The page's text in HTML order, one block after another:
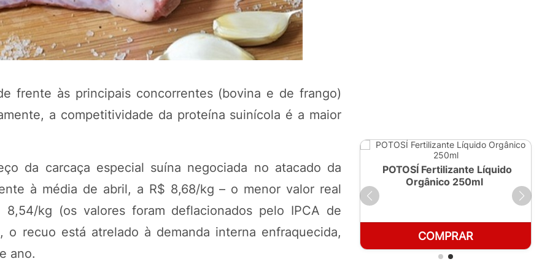
frente às principais concorrentes (bovina e de frango)
a competitividade da proteína suinícola é a maior
da carcaça especial suína negociada no atacado da
à média de abril, a R$ 8,68/kg – o menor valor real
kg (os valores foram deflacionados pelo IPCA de
o recuo está atrelado à demanda interna enfraquecida,
ano.
POTOSÍ Fertilizante Líquido
COMPRAR
POTOSÍ Fertilizante Líquido
Orgânico 250ml
COMPRAR